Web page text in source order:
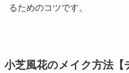
るためのコツです。
小芝風花のメイク方法【